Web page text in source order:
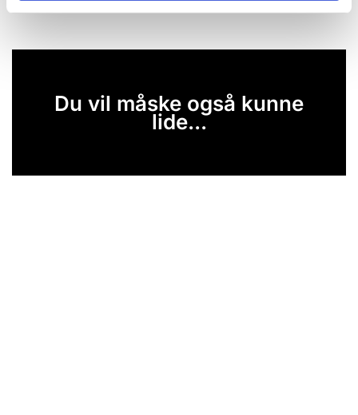
Du vil måske også kunne
lide...